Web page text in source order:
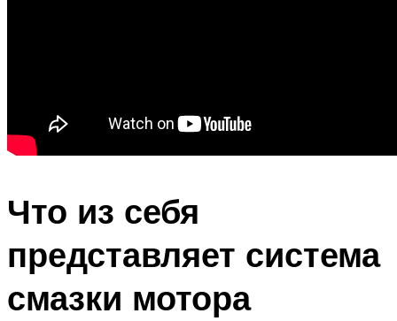
Что из себя
представляет система
смазки мотора